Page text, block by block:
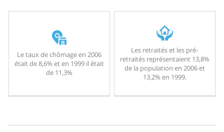
Le taux de chômage en 2006
était de 8,6% et en 1999 il était
de 11,3%
Les retraités et les pré-
retraités représentaient 13,8%
de la population en 2006 et
13,2% en 1999.